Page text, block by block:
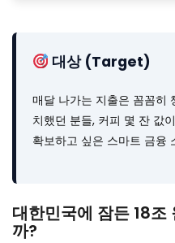
대상 (Target)
매달 나가는 지출은 꼼꼼히
치했던 분들, 커피 몇 잔 값
확보하고 싶은 스마트 금융
대한민국에 잠든 18조
까?